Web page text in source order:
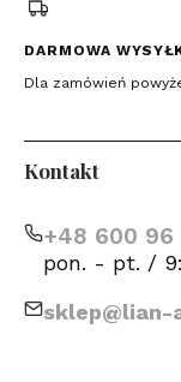
DARMOWA
Dla zamówień
Kontakt
+48 600 96
pon. - pt. /